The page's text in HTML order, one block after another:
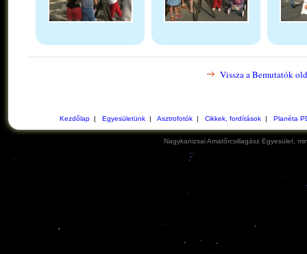
Vissza a Bemutatók
Kezdőlap| Egyesületünk| Asztrofotók| Cikkek, fordítások| Planéta
Nagykanizsai Amatőrcsillagász Egyesület,